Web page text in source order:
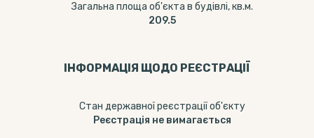
Загальна площа об'єкта в будівлі, кв.м.
209.5
ІНФОРМАЦІЯ ЩОДО РЕЄСТРАЦІЇ
Стан державної реєстрації об'єкту
Реєстрація не вимагається